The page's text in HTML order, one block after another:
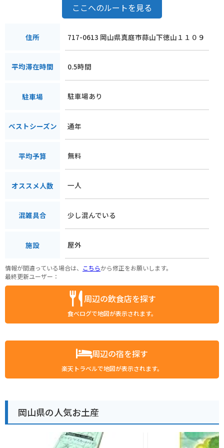
ここへのルートを見る
住所 717-0613 岡山県真庭市蒜山下徳山１１０９
平均滞在時間 0.5時間
駐車場 駐車場あり
ベストシーズン 通年
平均予算 無料
オススメ人数 一人
混雑具合 少し混んでいる
施設 屋外
情報が間違っている場合は、 こちらから修正をお願いします。
最終更新ユーザー：
周辺の飲食店を探す
食べログで地図が表示されます。
周辺の宿を探す
楽天トラベルで地図が表示されます。
岡山県の人気お土産